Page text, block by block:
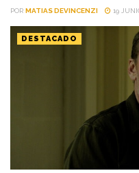
POR MATIAS DEVINCENZI 19
DESTACADO